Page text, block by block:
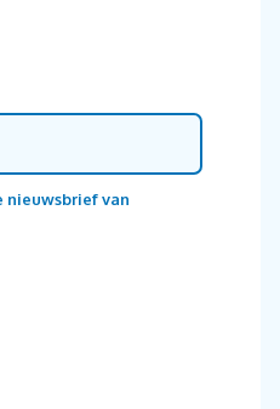
nieuwsbrief van